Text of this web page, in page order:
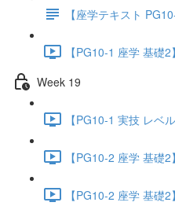
【座学テキスト
【PG10-1 座学 基礎
Week 19
【PG10-1 実技 レベ
【PG10-2 座学 基礎
【PG10-2 座学 基礎